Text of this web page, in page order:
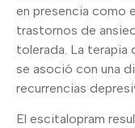
en presencia como
trastornos de
tolerada. La terapia
se asoció con una
recurrencias
El escitalopram